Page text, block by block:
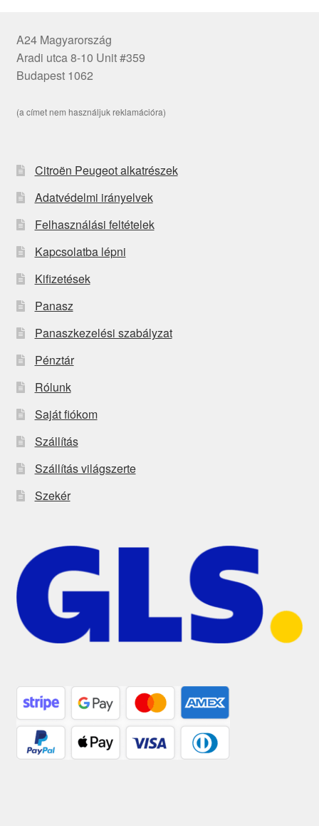
A24 Magyarország
Aradi utca 8-10 Unit #359
Budapest 1062
(a címet nem használjuk reklamációra)
Citroën Peugeot alkatrészek
Adatvédelmi irányelvek
Felhasználási feltételek
Kapcsolatba lépni
Kifizetések
Panasz
Panaszkezelési szabályzat
Pénztár
Rólunk
Saját fiókom
Szállítás
Szállítás világszerte
Szekér